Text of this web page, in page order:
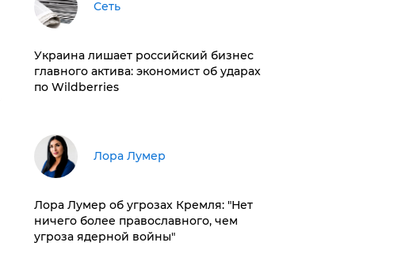
Сеть
​Украина лишает российский бизнес
главного актива: экономист об ударах
по Wildberries
​Лора Лумер
Лора Лумер об угрозах Кремля: "Нет
ничего более православного, чем
угроза ядерной войны"